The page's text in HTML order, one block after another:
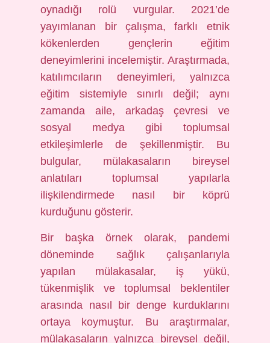
oynadığı rolü vurgular. 2021’de
yayımlanan bir çalışma, farklı etnik
kökenlerden gençlerin eğitim
deneyimlerini incelemiştir. Araştırmada,
katılımcıların deneyimleri, yalnızca
eğitim sistemiyle sınırlı değil; aynı
zamanda aile, arkadaş çevresi ve
sosyal medya gibi toplumsal
etkileşimlerle de şekillenmiştir. Bu
bulgular, mülakasaların bireysel
anlatıları toplumsal yapılarla
ilişkilendirmede nasıl bir köprü
kurduğunu gösterir.
Bir başka örnek olarak, pandemi
döneminde sağlık çalışanlarıyla
yapılan mülakasalar, iş yükü,
tükenmişlik ve toplumsal beklentiler
arasında nasıl bir denge kurduklarını
ortaya koymuştur. Bu araştırmalar,
mülakasaların yalnızca bireysel değil,